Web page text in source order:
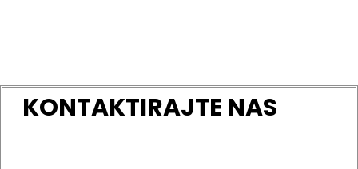
KONTAKTIRAJTE NAS